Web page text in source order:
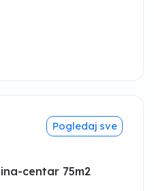
Pogledaj sve
centar 75m2